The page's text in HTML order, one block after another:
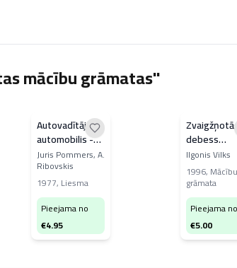
mācību grāmatas"
Autovadītājs -
automobilis -
ceļš
Juris Pommers, A.
Ribovskis
1977, Liesma
Pieejama no
€4.95
debess
ceļvedis
Ilgonis Vilks
1996, Mācību
grāmata
Pieejama no
€5.00